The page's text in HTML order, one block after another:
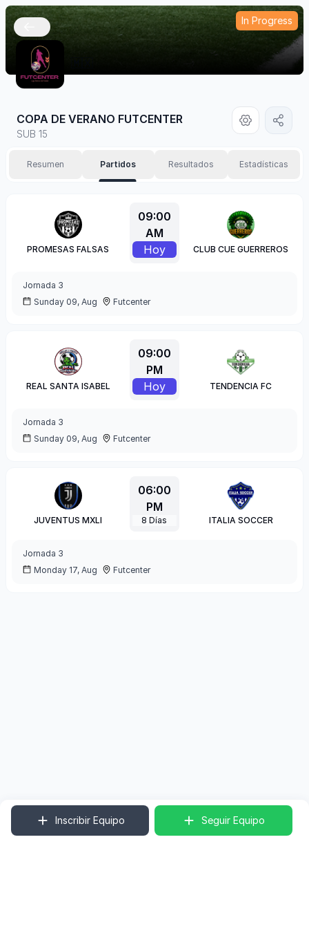
In Progress
COPA DE VERANO FUTCENTER
SUB 15
Resumen Partidos Resultados Estadísticas
PROMESAS FALSAS
09:00
AM
Hoy
CLUB CUE GUERREROS
Jornada 3
Sunday 09, Aug
Futcenter
REAL SANTA ISABEL
09:00
PM
Hoy
TENDENCIA FC
Jornada 3
Sunday 09, Aug
Futcenter
JUVENTUS MXLI
06:00
PM
8 Días ITALIA SOCCER
Jornada 3
Monday 17, Aug
Futcenter
Inscribir Equipo Seguir Equipo